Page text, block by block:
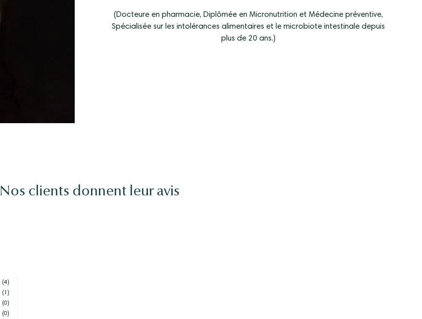
(Docteure en pharmacie, Diplômée en Micronutrition et Médecine préventive,
Spécialisée sur les intolérances alimentaires et le microbiote intestinale depuis
plus de 20 ans.)
Nos clients donnent leur avis
(4)
(1)
(0)
(0)